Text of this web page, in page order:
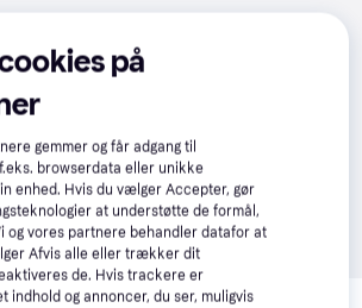
på
gemmer og får adgang til
browserdata eller unikke
enhed. Hvis du vælger Accepter, gør
at understøtte de formål,
og vores partnere behandler datafor at
Afvis alle eller trækker dit
de. Hvis trackere er
indhold og annoncer, du ser, muligvis